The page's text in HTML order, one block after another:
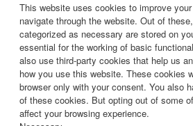
This website uses cookies to improve
navigate through the website. Out of
categorized as necessary are stored on
essential for the working of basic
also use third-party cookies that help us
how you use this website. These cookies
browser only with your consent. You also
of these cookies. But opting out of some
affect your browsing experience.